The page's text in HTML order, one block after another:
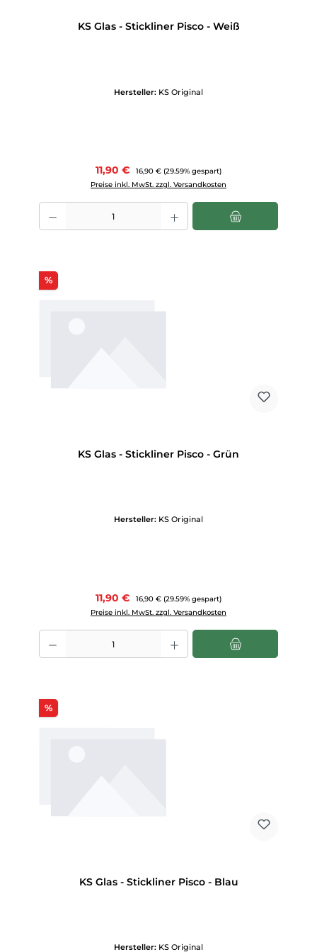
KS Glas - Stickliner Pisco - Weiß
Hersteller: KS Original
Verkaufspreis:
11,90 € Regulärer Preis:
16,90 € (29.59% gespart)
Preise inkl. MwSt. zzgl. Versandkosten
Produkt Anzahl: Gib den gewünschten Wert ein oder benutze die
%Rabatt
KS Glas - Stickliner Pisco - Grün
Hersteller: KS Original
Verkaufspreis:
11,90 € Regulärer Preis:
16,90 € (29.59% gespart)
Preise inkl. MwSt. zzgl. Versandkosten
Produkt Anzahl: Gib den gewünschten Wert ein oder benutze die
%Rabatt
KS Glas - Stickliner Pisco - Blau
Hersteller: KS Original